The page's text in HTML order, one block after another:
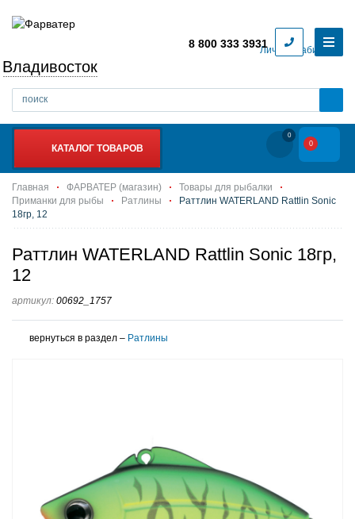
Личный кабинет
Владивосток
8 800 333 3931
КАТАЛОГ ТОВАРОВ
0
0
Главная ФАРВАТЕР (магазин)
Товары для рыбалки
Приманки для рыбы
Ратлины
Раттлин WATERLAND Rattlin Sonic
18гр, 12
Раттлин WATERLAND Rattlin Sonic 18гр,
12
артикул: 00692_1757
вернуться в раздел – Ратлины